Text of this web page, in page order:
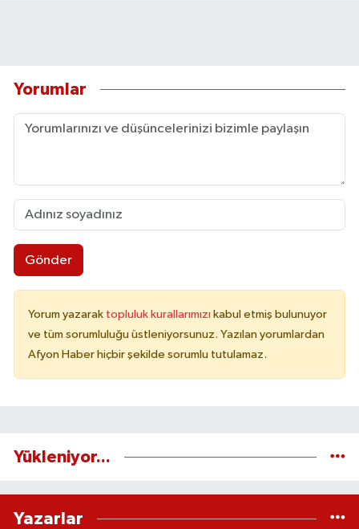
Yorumlar
Gönder
Yorum yazarak topluluk kurallarımızı kabul etmiş bulunuyor
ve tüm sorumluluğu üstleniyorsunuz. Yazılan yorumlardan
Afyon Haber hiçbir şekilde sorumlu tutulamaz.
Yükleniyor...
Yazarlar